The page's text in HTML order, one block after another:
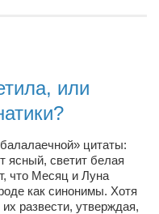
или
цитаты:
ясный, светит белая
что Месяц и Луна
как синонимы. Хотя
развести, утверждая,